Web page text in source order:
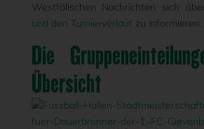
Westfälischen Nachrichten sich
und den Turnierverlauf zu informieren.
Die
Übersicht